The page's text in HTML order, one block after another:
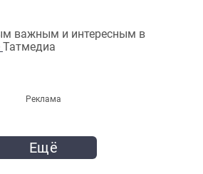
важным и интересным в
Татмедиа
Реклама
Ещё